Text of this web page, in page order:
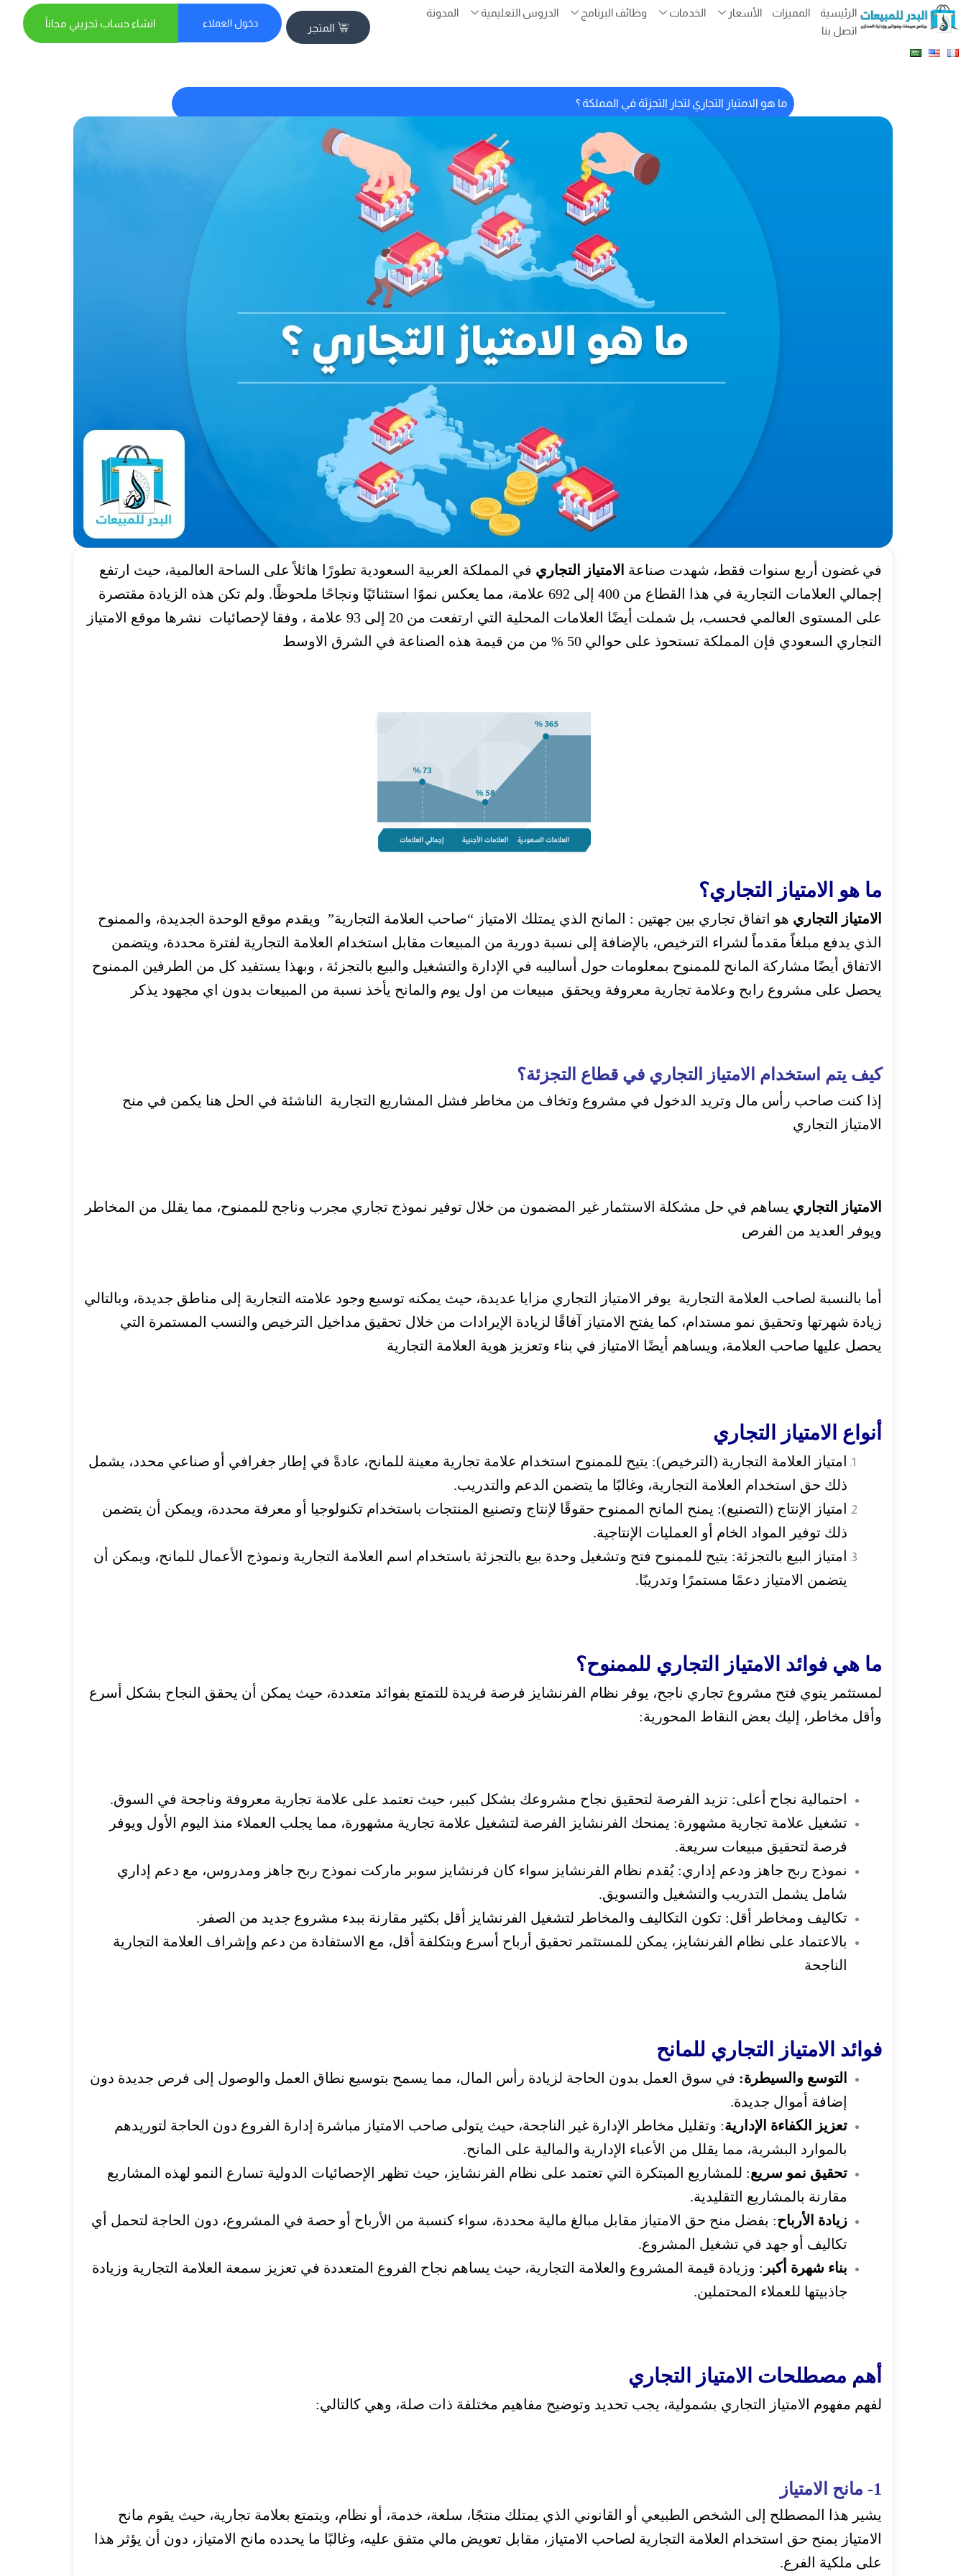
الرئيسية المميزات الأسعار الخدمات وظائف البرنامج الدروس التعليمية
المدونة
اتصل بنا
المتجر دخول العملاء انشاء حساب تجريبي مجاناً
ما هو الامتياز التجاري لتجار التجزئة في المملكة ؟
في غضون أربع سنوات فقط، شهدت صناعة الامتياز التجاري في المملكة العربية السعودية تطورًا هائلاً على الساحة العالمية، حيث ارتفع
إجمالي العلامات التجارية في هذا القطاع من 400 إلى 692 علامة، مما يعكس نموًا استثنائيًا ونجاحًا ملحوظًا. ولم تكن هذه الزيادة مقتصرة
على المستوى العالمي فحسب، بل شملت أيضًا العلامات المحلية التي ارتفعت من 20 إلى 93 علامة ، وفقا لإحصائيات نشرها موقع الامتياز
التجاري السعودي فإن المملكة تستحوذ على حوالي 50 % من من قيمة هذه الصناعة في الشرق الاوسط
ما هو الامتياز التجاري؟
الامتياز التجاري هو اتفاق تجاري بين جهتين : المانح الذي يمتلك الامتياز “صاحب العلامة التجارية” ويقدم موقع الوحدة الجديدة، والممنوح
الذي يدفع مبلغاً مقدماً لشراء الترخيص، بالإضافة إلى نسبة دورية من المبيعات مقابل استخدام العلامة التجارية لفترة محددة، ويتضمن
الاتفاق أيضًا مشاركة المانح للممنوح بمعلومات حول أساليبه في الإدارة والتشغيل والبيع بالتجزئة ، وبهذا يستفيد كل من الطرفين الممنوح
يحصل على مشروع رابح وعلامة تجارية معروفة ويحقق مبيعات من اول يوم والمانح يأخذ نسبة من المبيعات بدون اي مجهود يذكر
كيف يتم استخدام الامتياز التجاري في قطاع التجزئة؟
إذا كنت صاحب رأس مال وتريد الدخول في مشروع وتخاف من مخاطر فشل المشاريع التجارية الناشئة في الحل هنا يكمن في منح
الامتياز التجاري
الامتياز التجاري يساهم في حل مشكلة الاستثمار غير المضمون من خلال توفير نموذج تجاري مجرب وناجح للممنوح، مما يقلل من المخاطر
ويوفر العديد من الفرص
أما بالنسبة لصاحب العلامة التجارية يوفر الامتياز التجاري مزايا عديدة، حيث يمكنه توسيع وجود علامته التجارية إلى مناطق جديدة، وبالتالي
زيادة شهرتها وتحقيق نمو مستدام، كما يفتح الامتياز آفاقًا لزيادة الإيرادات من خلال تحقيق مداخيل الترخيص والنسب المستمرة التي
يحصل عليها صاحب العلامة، ويساهم أيضًا الامتياز في بناء وتعزيز هوية العلامة التجارية
أنواع الامتياز التجاري
امتياز العلامة التجارية (الترخيص): يتيح للممنوح استخدام علامة تجارية معينة للمانح، عادةً في إطار جغرافي أو صناعي محدد، يشمل
ذلك حق استخدام العلامة التجارية، وغالبًا ما يتضمن الدعم والتدريب.
امتياز الإنتاج (التصنيع): يمنح المانح الممنوح حقوقًا لإنتاج وتصنيع المنتجات باستخدام تكنولوجيا أو معرفة محددة، ويمكن أن يتضمن
ذلك توفير المواد الخام أو العمليات الإنتاجية.
امتياز البيع بالتجزئة: يتيح للممنوح فتح وتشغيل وحدة بيع بالتجزئة باستخدام اسم العلامة التجارية ونموذج الأعمال للمانح، ويمكن أن
يتضمن الامتياز دعمًا مستمرًا وتدريبًا.
ما هي فوائد الامتياز التجاري للممنوح؟
لمستثمر ينوي فتح مشروع تجاري ناجح، يوفر نظام الفرنشايز فرصة فريدة للتمتع بفوائد متعددة، حيث يمكن أن يحقق النجاح بشكل أسرع
وأقل مخاطر، إليك بعض النقاط المحورية:
احتمالية نجاح أعلى: تزيد الفرصة لتحقيق نجاح مشروعك بشكل كبير، حيث تعتمد على علامة تجارية معروفة وناجحة في السوق.
تشغيل علامة تجارية مشهورة: يمنحك الفرنشايز الفرصة لتشغيل علامة تجارية مشهورة، مما يجلب العملاء منذ اليوم الأول ويوفر
فرصة لتحقيق مبيعات سريعة.
نموذج ربح جاهز ودعم إداري: يُقدم نظام الفرنشايز سواء كان فرنشايز سوبر ماركت نموذج ربح جاهز ومدروس، مع دعم إداري
شامل يشمل التدريب والتشغيل والتسويق.
تكاليف ومخاطر أقل: تكون التكاليف والمخاطر لتشغيل الفرنشايز أقل بكثير مقارنة ببدء مشروع جديد من الصفر.
بالاعتماد على نظام الفرنشايز، يمكن للمستثمر تحقيق أرباح أسرع وبتكلفة أقل، مع الاستفادة من دعم وإشراف العلامة التجارية
الناجحة
فوائد الامتياز التجاري للمانح
التوسع والسيطرة: في سوق العمل بدون الحاجة لزيادة رأس المال، مما يسمح بتوسيع نطاق العمل والوصول إلى فرص جديدة دون
إضافة أموال جديدة.
تعزيز الكفاءة الإدارية: وتقليل مخاطر الإدارة غير الناجحة، حيث يتولى صاحب الامتياز مباشرة إدارة الفروع دون الحاجة لتوريدهم
بالموارد البشرية، مما يقلل من الأعباء الإدارية والمالية على المانح.
تحقيق نمو سريع: للمشاريع المبتكرة التي تعتمد على نظام الفرنشايز، حيث تظهر الإحصائيات الدولية تسارع النمو لهذه المشاريع
مقارنة بالمشاريع التقليدية.
زيادة الأرباح: بفضل منح حق الامتياز مقابل مبالغ مالية محددة، سواء كنسبة من الأرباح أو حصة في المشروع، دون الحاجة لتحمل أي
تكاليف أو جهد في تشغيل المشروع.
بناء شهرة أكبر : وزيادة قيمة المشروع والعلامة التجارية، حيث يساهم نجاح الفروع المتعددة في تعزيز سمعة العلامة التجارية وزيادة
جاذبيتها للعملاء المحتملين.
أهم مصطلحات الامتياز التجاري
لفهم مفهوم الامتياز التجاري بشمولية، يجب تحديد وتوضيح مفاهيم مختلفة ذات صلة، وهي كالتالي:
1- مانح الامتياز
يشير هذا المصطلح إلى الشخص الطبيعي أو القانوني الذي يمتلك منتجًا، سلعة، خدمة، أو نظام، ويتمتع بعلامة تجارية، حيث يقوم مانح
الامتياز بمنح حق استخدام العلامة التجارية لصاحب الامتياز، مقابل تعويض مالي متفق عليه، وغالبًا ما يحدده مانح الامتياز، دون أن يؤثر هذا
على ملكية الفرع.